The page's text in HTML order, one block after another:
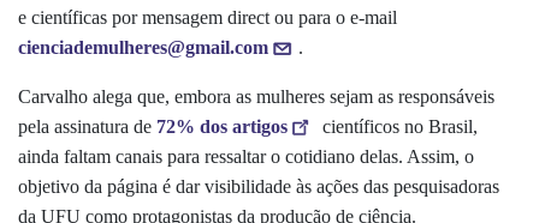
e científicas por mensagem direct ou para o e-mail
cienciademulheres@gmail.com
.
Carvalho alega que, embora as mulheres sejam as responsáveis
pela assinatura de 72% dos artigos
científicos no Brasil,
ainda faltam canais para ressaltar o cotidiano delas. Assim, o
objetivo da página é dar visibilidade às ações das pesquisadoras
da UFU como protagonistas da produção de ciência.